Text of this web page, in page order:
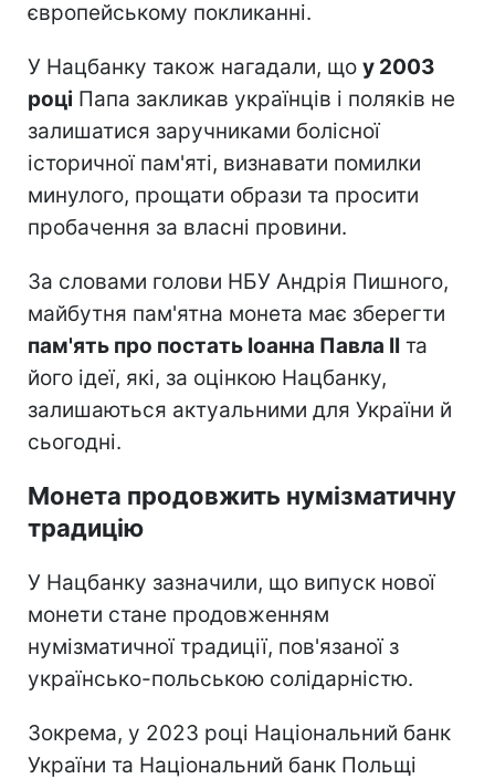
європейському покликанні.
У Нацбанку також нагадали, що у 2003
році Папа закликав українців і поляків не
залишатися заручниками болісної
історичної пам'яті, визнавати помилки
минулого, прощати образи та просити
пробачення за власні провини.
За словами голови НБУ Андрія Пишного,
майбутня пам'ятна монета має зберегти
пам'ять про постать Іоанна Павла II та
його ідеї, які, за оцінкою Нацбанку,
залишаються актуальними для України й
сьогодні.
Монета продовжить нумізматичну
традицію
У Нацбанку зазначили, що випуск нової
монети стане продовженням
нумізматичної традиції, пов'язаної з
українсько-польською солідарністю.
Зокрема, у 2023 році Національний банк
України та Національний банк Польщі